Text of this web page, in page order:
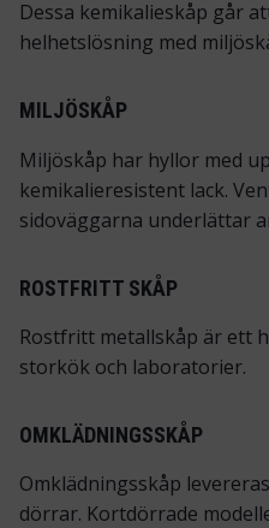
Dessa kemikalieskåp går
helhetslösning med
MILJÖSKÅP
Miljöskåp har hyllor med
kemikalieresistent lack.
sidoväggarna underlättar
ROSTFRITT SKÅP
Rostfritt metallskåp är ett
storkök och laboratorier.
OMKLÄDNINGSSKÅP
Omklädningsskåp
dörrar. Kortdörrade